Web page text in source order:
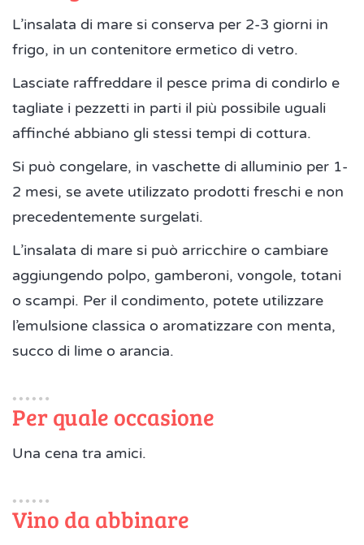
L’insalata di mare si conserva per 2-3 giorni in
frigo, in un contenitore ermetico di vetro.
Lasciate raffreddare il pesce prima di condirlo e
tagliate i pezzetti in parti il più possibile uguali
affinché abbiano gli stessi tempi di cottura.
Si può congelare, in vaschette di alluminio per 1-
2 mesi, se avete utilizzato prodotti freschi e non
precedentemente surgelati.
L’insalata di mare si può arricchire o cambiare
aggiungendo polpo, gamberoni, vongole, totani
o scampi. Per il condimento, potete utilizzare
l’emulsione classica o aromatizzare con menta,
succo di lime o arancia.
Per quale occasione
Una cena tra amici.
Vino da abbinare